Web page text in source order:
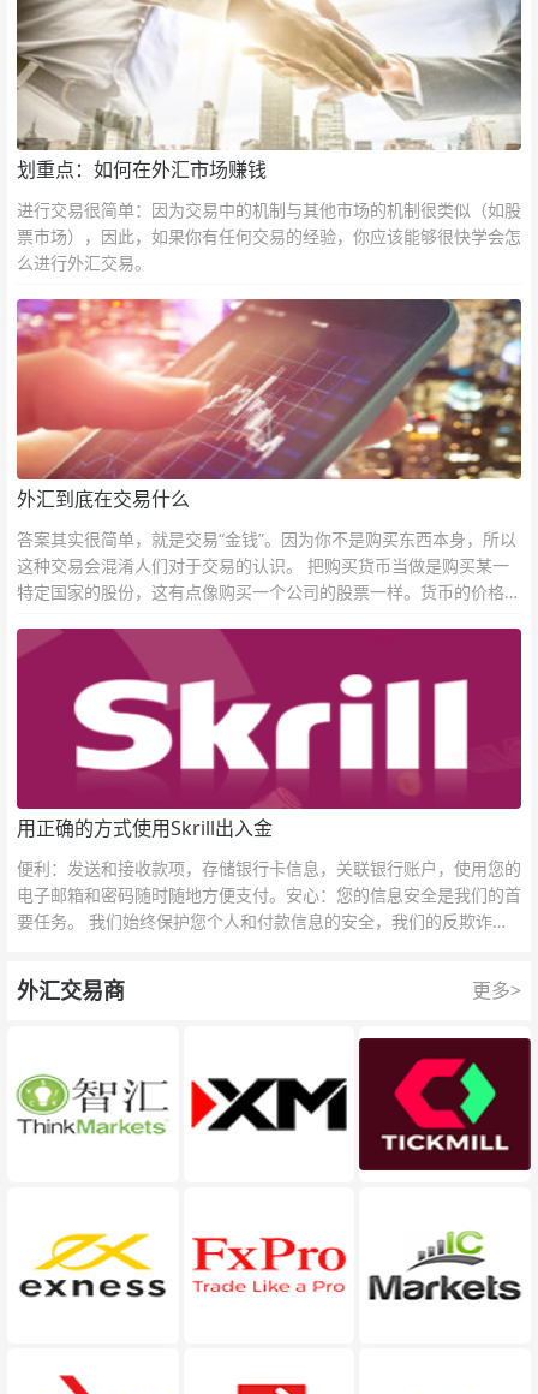
划重点：如何在外汇市场赚钱
进行交易很简单：因为交易中的机制与其他市场的机制很类似（如股
票市场），因此，如果你有任何交易的经验，你应该能够很快学会怎
么进行外汇交易。
外汇到底在交易什么
答案其实很简单，就是交易“金钱”。因为你不是购买东西本身，所以
这种交易会混淆人们对于交易的认识。 把购买货币当做是购买某一
特定国家的股份，这有点像购买一个公司的股票一样。货币的价格直
用正确的方式使用Skrill出入金
便利：发送和接收款项，存储银行卡信息，关联银行账户，使用您的
电子邮箱和密码随时随地方便支付。安心：您的信息安全是我们的首
要任务。 我们始终保护您个人和付款信息的安全，我们的反欺诈团
外汇交易商 更多>